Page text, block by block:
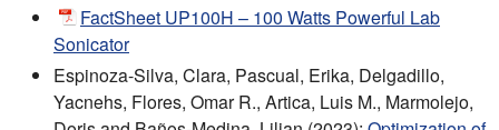
FactSheet UP100H – 100 Watts Powerful Lab
Sonicator
Espinoza-Silva, Clara, Pascual, Erika, Delgadillo,
Yacnehs, Flores, Omar R., Artica, Luis M., Marmolejo,